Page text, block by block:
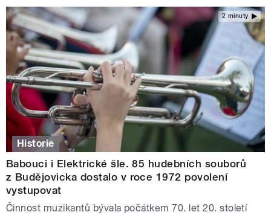
2 minuty
Historie
Babouci i Elektrické šle. 85 hudebních souborů
z Budějovicka dostalo v roce 1972 povolení
vystupovat
Činnost muzikantů bývala počátkem 70. let 20. století